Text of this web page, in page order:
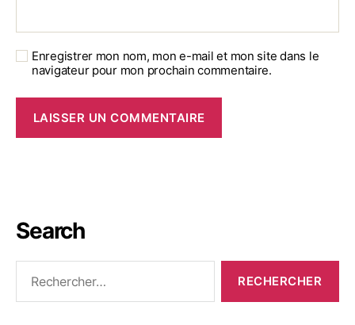
Enregistrer mon nom, mon e-mail et mon site dans le
navigateur pour mon prochain commentaire.
Search